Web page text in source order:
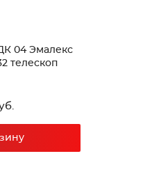
04 Эмалекс
телескоп